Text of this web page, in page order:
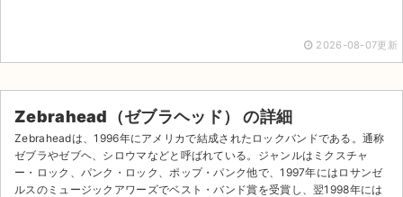
2026-08-07更新
Zebrahead（ゼブラヘッド） の詳細
Zebraheadは、1996年にアメリカで結成されたロックバンドである。通称
ゼブラやゼブヘ、シロウマなどと呼ばれている。ジャンルはミクスチャ
ー・ロック、パンク・ロック、ポップ・パンク他で、1997年にはロサンゼ
ルスのミュージックアワーズでベスト・バンド賞を受賞し、翌1998年には